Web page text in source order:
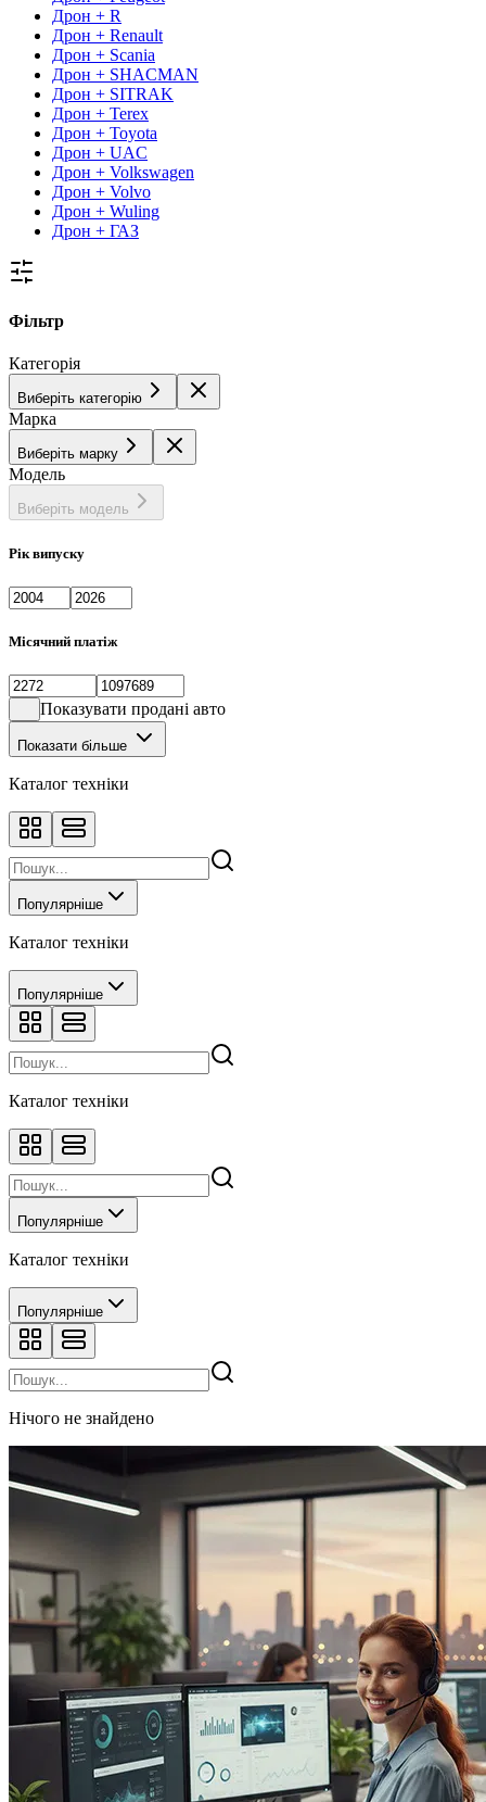
Дрон + R
Дрон + Renault
Дрон + Scania
Дрон + SHACMAN
Дрон + SITRAK
Дрон + Terex
Дрон + Toyota
Дрон + UAC
Дрон + Volkswagen
Дрон + Volvo
Дрон + Wuling
Дрон + ГАЗ
Фільтр
Категорія
Виберіть категорію
Марка
Виберіть марку
Модель
Виберіть модель
Рік випуску
Місячний платіж
Показувати продані авто
Показати більше
Каталог техніки
Популярніше
Каталог техніки
Популярніше
Каталог техніки
Популярніше
Каталог техніки
Популярніше
Нічого не знайдено